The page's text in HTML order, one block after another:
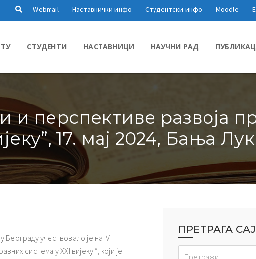
Webmail Наставнички инфо Студентски инфо Moodle
СТУДЕНТИ НАСТАВНИЦИ НАУЧНИ РАД
и перспективе развоја
17. мај 2024, Бања
учествовало је на IV
система у XXI вијеку “, који је
ПРЕТРАГА